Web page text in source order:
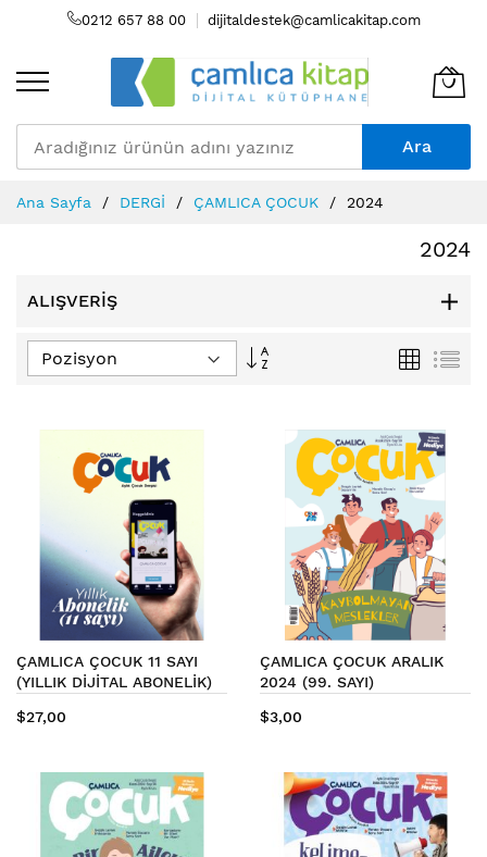
0212 657 88 00 dijitaldestek@camlicakitap.com
Ara
to
Ana Sayfa DERGİ ÇAMLICA ÇOCUK 2024
2024
ALIŞVERIŞ
Büyükten
Izgara
ÇAMLICA ÇOCUK 11 SAYI
(YILLIK DİJİTAL ABONELİK)
$27,00
ÇAMLICA ÇOCUK ARALIK
2024 (99. SAYI)
$3,00